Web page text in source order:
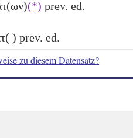
(*) prev. ed.
) prev. ed.
zu diesem Datensatz?